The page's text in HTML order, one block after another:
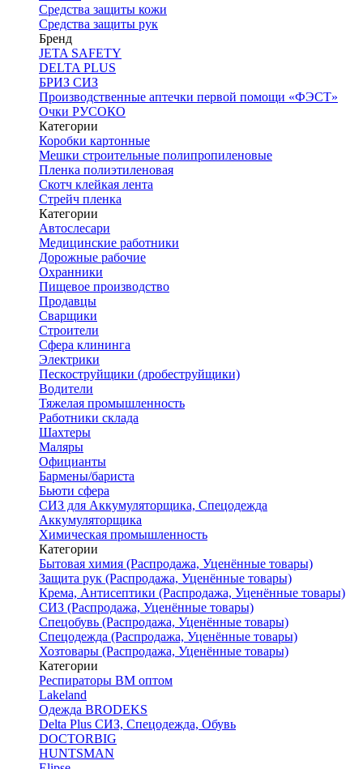
Средства защиты кожи
Средства защиты рук
Бренд
JETA SAFETY
DELTA PLUS
БРИЗ СИЗ
Производственные аптечки первой помощи «ФЭСТ»
Очки РУСОКО
Категории
Коробки картонные
Мешки строительные полипропиленовые
Пленка полиэтиленовая
Скотч клейкая лента
Стрейч пленка
Категории
Автослесари
Медицинские работники
Дорожные рабочие
Охранники
Пищевое производство
Продавцы
Сварщики
Строители
Сфера клининга
Электрики
Пескоструйщики (дробеструйщики)
Водители
Тяжелая промышленность
Работники склада
Шахтеры
Маляры
Официанты
Бармены/бариста
Бьюти сфера
СИЗ для Аккумуляторщика, Спецодежда
Аккумуляторщика
Химическая промышленность
Категории
Бытовая химия (Распродажа, Уценённые товары)
Защита рук (Распродажа, Уценённые товары)
Крема, Антисептики (Распродажа, Уценённые товары)
СИЗ (Распродажа, Уценённые товары)
Спецобувь (Распродажа, Уценённые товары)
Спецодежда (Распродажа, Уценённые товары)
Хозтовары (Распродажа, Уценённые товары)
Категории
Респираторы ВМ оптом
Lakeland
Одежда BRODEKS
Delta Plus СИЗ, Спецодежда, Обувь
DOCTORBIG
HUNTSMAN